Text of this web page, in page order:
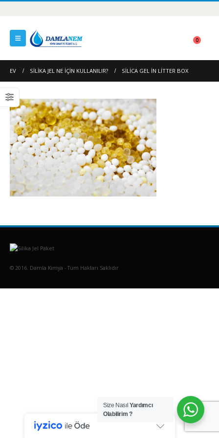
0
EV SILIKA JEL NE İÇIN KULLANILIR? SILICA GEL IN LITTER BOX
© 2016. Damla Kimya - Tüm Hakları Saklıdır
Size NasılYardımcı
Olabilirim ?